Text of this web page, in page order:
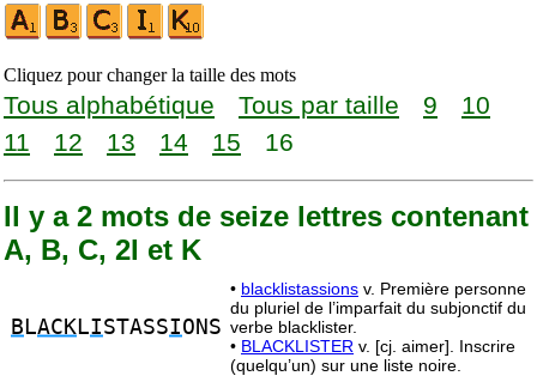
Cliquez pour changer la taille des mots
Tous alphabétique Tous par taille 9
10
11
12 13 14 15 16
Il y a 2 mots de seize lettres contenant
A, B, C, 2I et K
B LACKLISTASSIONS
• blacklistassions v. Première personne
du pluriel de l’imparfait du subjonctif du
verbe blacklister.
• BLACKLISTER v. [cj. aimer]. Inscrire
(quelqu’un) sur une liste noire.